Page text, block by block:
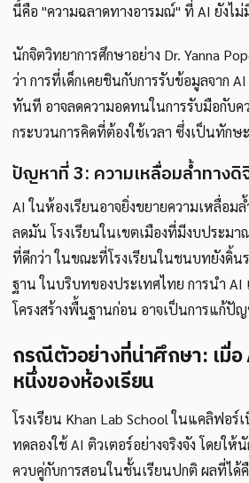
นี้คือ "ความฉลาดทางอารมณ์" ที่ AI ยังไม่
นักจิตวิทยาการศึกษาอย่าง Dr. Yanna
ว่า การที่เด็กเคยชินกับการรับข้อมูลจาก
ทันที อาจลดความอดทนในการรับมือกับ
กระบวนการคิดที่ต้องใช้เวลา ซึ่งเป็นทักษ
ปัญหาที่ 3: ความเหลื่อมล้ำทางดิ
AI ในห้องเรียนอาจยิ่งขยายความเหลื่อม
ลดมัน โรงเรียนในเขตเมืองที่มีงบประม
ที่ดีกว่า ในขณะที่โรงเรียนในชนบทยังดิ้น
ฐาน ในบริบทของประเทศไทย การนำ
โครงสร้างพื้นฐานก่อน อาจเป็นการแก้ปั
กรณีตัวอย่างที่น่าศึกษา: เมื่อ
หนึ่งของห้องเรียน
โรงเรียน Khan Lab School ในแคลิฟอ
ทดลองใช้ AI ติวเตอร์อย่างจริงจัง โดยให้
ควบคู่กับการสอนในชั้นเรียนปกติ ผลที่ได้